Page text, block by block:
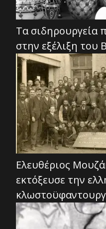
Τα σιδηρουργεία
στην εξέλιξη του
Ελευθέριος
εκτόξευσε την